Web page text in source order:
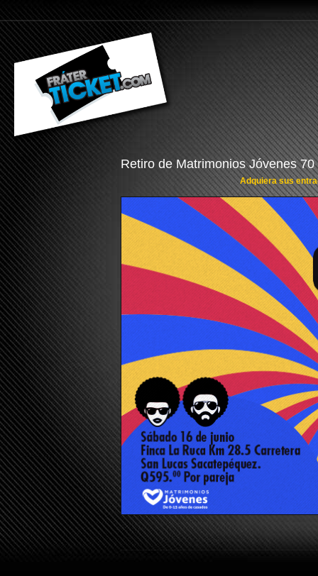
Retiro de Matrimonios Jóvenes 70
Adquiera sus